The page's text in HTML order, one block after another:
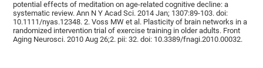
potential effects of meditation on age-related cognitive decline: a
systematic review. Ann N Y Acad Sci. 2014 Jan; 1307:89-103. doi:
10.1111/nyas.12348. 2. Voss MW et al. Plasticity of brain networks in a
randomized intervention trial of exercise training in older adults. Front
Aging Neurosci. 2010 Aug 26;2. pii: 32. doi: 10.3389/fnagi.2010.00032.